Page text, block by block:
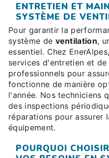
ENTRETIEN ET
SYSTÈME DE
Pour garantir la
système de ventilation,
essentiel. Chez
services d'entretien et de
professionnels pour
fonctionne de manière
l'année. Nos techniciens
des inspections
réparations pour assurer
équipement.
POURQUOI